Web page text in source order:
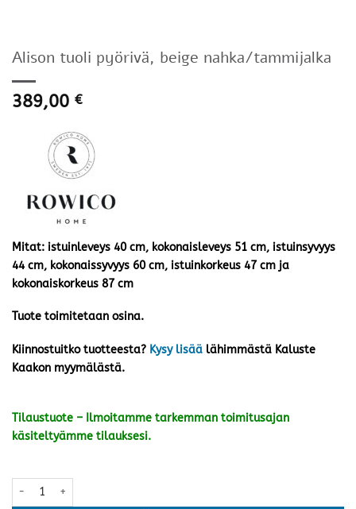
Alison tuoli pyörivä, beige nahka/tammijalka
389,00 €
Mitat: istuinleveys 40 cm, kokonaisleveys 51 cm, istuinsyvyys
44 cm, kokonaissyvyys 60 cm, istuinkorkeus 47 cm ja
kokonaiskorkeus 87 cm
Tuote toimitetaan osina.
Kiinnostuitko tuotteesta? Kysy lisää lähimmästä Kaluste
Kaakon myymälästä.
Tilaustuote – Ilmoitamme tarkemman toimitusajan
käsiteltyämme tilauksesi.
Alison tuoli pyörivä, beige nahka/tammijalka määrä